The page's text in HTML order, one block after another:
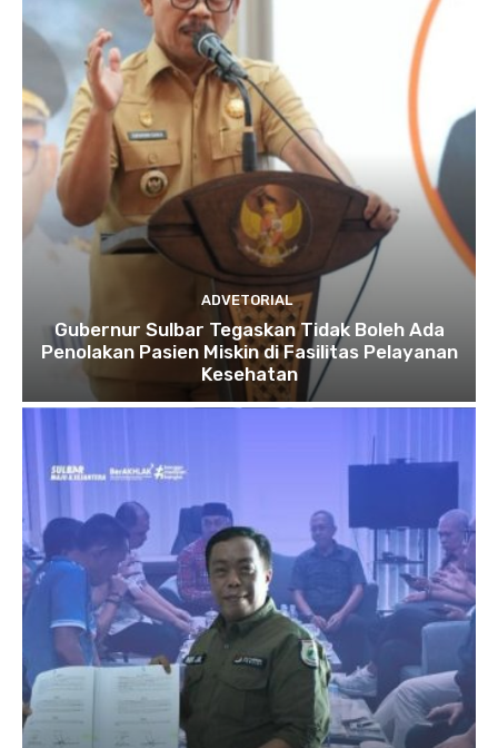
ADVETORIAL
Gubernur Sulbar Tegaskan Tidak Boleh Ada
Penolakan Pasien Miskin di Fasilitas Pelayanan
Kesehatan